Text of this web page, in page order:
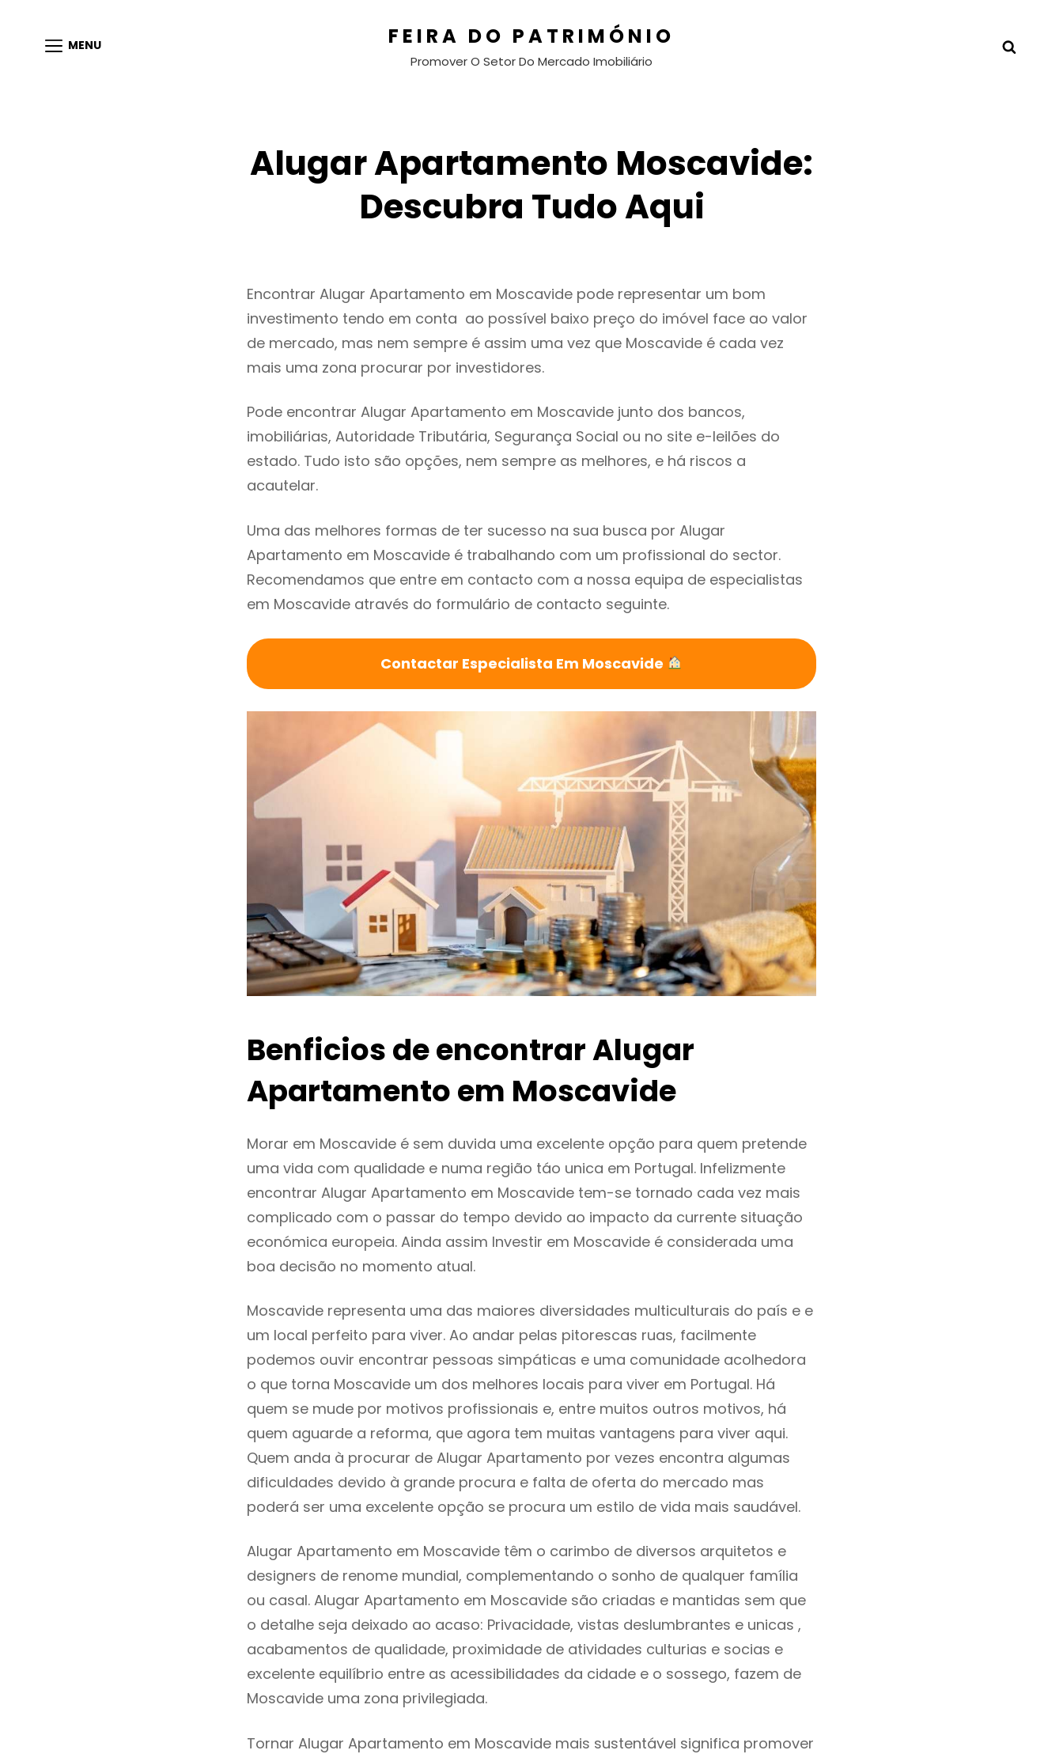
MENU FEIRA DO PATRIMÓNIO
Promover O Setor Do Mercado Imobiliário
Alugar Apartamento Moscavide:
Descubra Tudo Aqui
Encontrar Alugar Apartamento em Moscavide pode representar um bom
investimento tendo em conta ao possível baixo preço do imóvel face ao valor
de mercado, mas nem sempre é assim uma vez que Moscavide é cada vez
mais uma zona procurar por investidores.
Pode encontrar Alugar Apartamento em Moscavide junto dos bancos,
imobiliárias, Autoridade Tributária, Segurança Social ou no site e-leilões do
estado. Tudo isto são opções, nem sempre as melhores, e há riscos a
acautelar.
Uma das melhores formas de ter sucesso na sua busca por Alugar
Apartamento em Moscavide é trabalhando com um profissional do sector.
Recomendamos que entre em contacto com a nossa equipa de especialistas
em Moscavide através do formulário de contacto seguinte.
Contactar Especialista Em Moscavide
Benficios de encontrar Alugar
Apartamento em Moscavide
Morar em Moscavide é sem duvida uma excelente opção para quem pretende
uma vida com qualidade e numa região táo unica em Portugal. Infelizmente
encontrar Alugar Apartamento em Moscavide tem-se tornado cada vez mais
complicado com o passar do tempo devido ao impacto da currente situação
económica europeia. Ainda assim Investir em Moscavide é considerada uma
boa decisão no momento atual.
Moscavide representa uma das maiores diversidades multiculturais do país e e
um local perfeito para viver. Ao andar pelas pitorescas ruas, facilmente
podemos ouvir encontrar pessoas simpáticas e uma comunidade acolhedora
o que torna Moscavide um dos melhores locais para viver em Portugal. Há
quem se mude por motivos profissionais e, entre muitos outros motivos, há
quem aguarde a reforma, que agora tem muitas vantagens para viver aqui.
Quem anda à procurar de Alugar Apartamento por vezes encontra algumas
dificuldades devido à grande procura e falta de oferta do mercado mas
poderá ser uma excelente opção se procura um estilo de vida mais saudável.
Alugar Apartamento em Moscavide têm o carimbo de diversos arquitetos e
designers de renome mundial, complementando o sonho de qualquer família
ou casal. Alugar Apartamento em Moscavide são criadas e mantidas sem que
o detalhe seja deixado ao acaso: Privacidade, vistas deslumbrantes e unicas ,
acabamentos de qualidade, proximidade de atividades culturias e socias e
excelente equilíbrio entre as acessibilidades da cidade e o sossego, fazem de
Moscavide uma zona privilegiada.
Tornar Alugar Apartamento em Moscavide mais sustentável significa promover